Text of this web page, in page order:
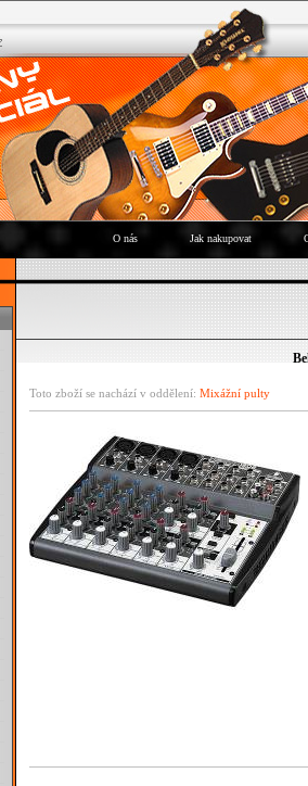
O nás Jak nakupovat
Toto zboží se nachází v oddělení: Mixážní pulty